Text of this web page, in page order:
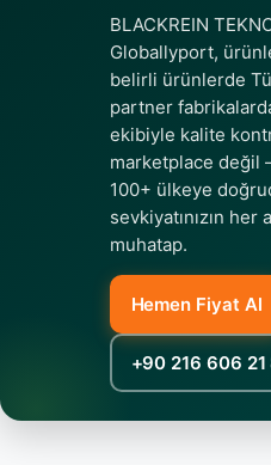
BLACKREIN
Globallyport,
belirli ürünlerde
partner
ekibiyle kalite
marketplace değil
100+ ülkeye
sevkiyatınızın
muhatap.
Hemen Fiyat Al
+90 216 606 21